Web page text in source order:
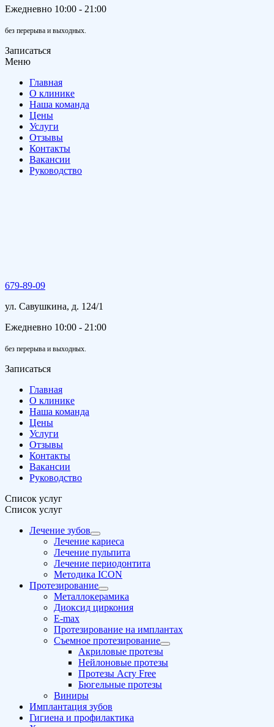
Ежедневно 10:00 - 21:00
без перерыва и выходных.
Записаться
Меню
Главная
О клинике
Наша команда
Цены
Услуги
Отзывы
Контакты
Вакансии
Руководство
679-89-09
ул. Савушкина, д. 124/1
Ежедневно 10:00 - 21:00
без перерыва и выходных.
Записаться
Главная
О клинике
Наша команда
Цены
Услуги
Отзывы
Контакты
Вакансии
Руководство
Список услуг
Список услуг
Лечение зубов
Лечение кариеса
Лечение пульпита
Лечение периодонтита
Методика ICON
Протезирование
Металлокерамика
Диоксид циркония
E-max
Протезирование на имплантах
Съемное протезирование
Акриловые протезы
Нейлоновые протезы
Протезы Acry Free
Бюгельные протезы
Виниры
Имплантация зубов
Гигиена и профилактика